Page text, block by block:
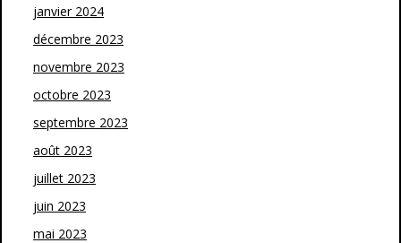
janvier 2024
décembre 2023
novembre 2023
octobre 2023
septembre 2023
août 2023
juillet 2023
juin 2023
mai 2023